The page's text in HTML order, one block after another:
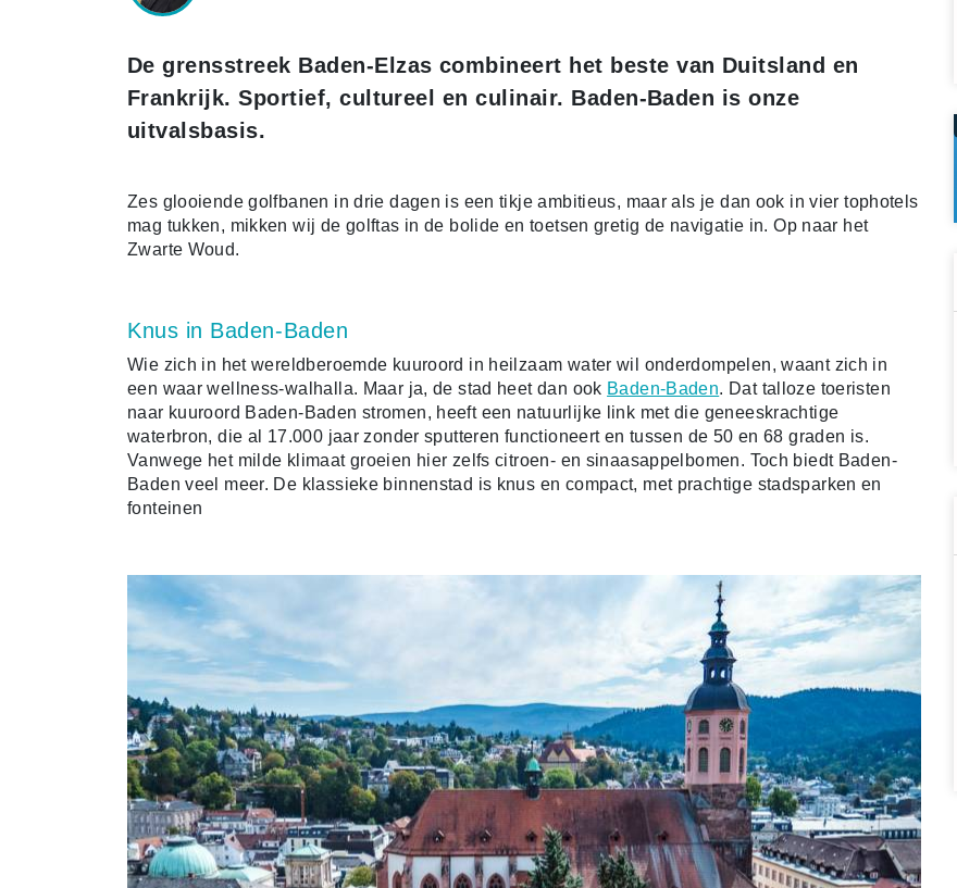
De grensstreek Baden-Elzas combineert het beste van Duitsland en
Frankrijk. Sportief, cultureel en culinair. Baden-Baden is onze
uitvalsbasis.
Zes glooiende golfbanen in drie dagen is een tikje ambitieus, maar als je dan ook in vier tophotels
mag tukken, mikken wij de golftas in de bolide en toetsen gretig de navigatie in. Op naar het
Zwarte Woud.
Knus in Baden-Baden
Wie zich in het wereldberoemde kuuroord in heilzaam water wil onderdompelen, waant zich in
een waar wellness-walhalla. Maar ja, de stad heet dan ook Baden-Baden. Dat talloze toeristen
naar kuuroord Baden-Baden stromen, heeft een natuurlijke link met die geneeskrachtige
waterbron, die al 17.000 jaar zonder sputteren functioneert en tussen de 50 en 68 graden is.
Vanwege het milde klimaat groeien hier zelfs citroen- en sinaasappelbomen. Toch biedt Baden-
Baden veel meer. De klassieke binnenstad is knus en compact, met prachtige stadsparken en
fonteinen